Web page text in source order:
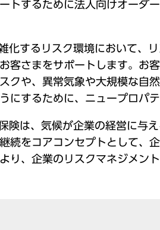
トするために法人向けオーダ
化するリスク環境において、
客さまをサポートします。お
クや、異常気象や大規模な自
にするために、ニュープロパ
険は、気候が企業の経営に与
続をコアコンセプトとして、
り、企業のリスクマネジメント